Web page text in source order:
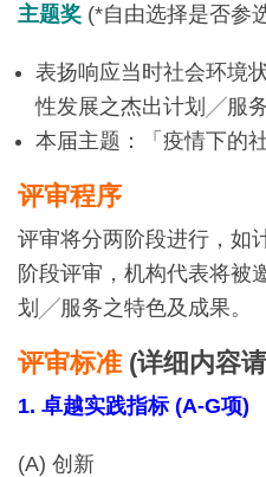
主题奖 (*自由选择是否参
表扬响应当时社会环境
性发展之杰出计划╱服
本届主题：「疫情下的
评审程序
评审将分两阶段进行，如
阶段评审，机构代表将被
划╱服务之特色及成果。
评审标准 (详细内容
1. 卓越实践指标(A-G项)
(A) 创新